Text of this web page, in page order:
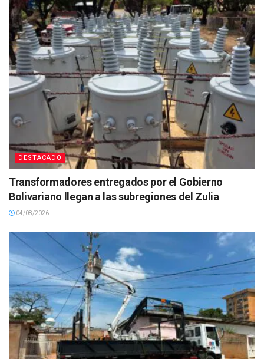
DESTACADO
Transformadores entregados por el Gobierno
Bolivariano llegan a las subregiones del Zulia
04/08/2026